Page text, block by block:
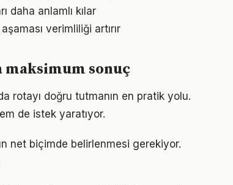
daha anlamlı kılar
verimliliği artırır
sonuç
rotayı doğru tutmanın en pratik yolu.
de istek yaratıyor.
net biçimde belirlenmesi gerekiyor.